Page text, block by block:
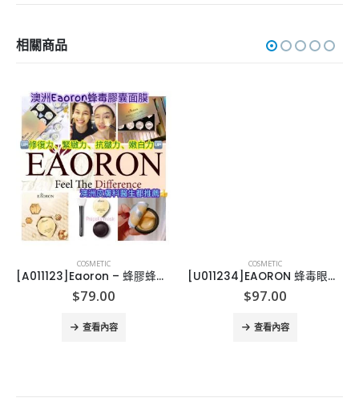
相關商品
COSMETIC
[A011123]Eaoron – 蜂膠蜂毒膠囊面膜10ml*8杯
$79.00
查看內容
COSMETIC
[U011234]EAORON 蜂毒眼霜-30G
$97.00
查看內容